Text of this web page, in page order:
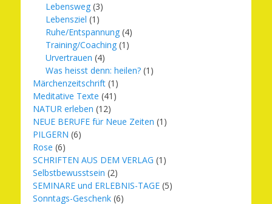
Lebensweg (3)
Lebensziel (1)
Ruhe/Entspannung (4)
Training/Coaching (1)
Urvertrauen (4)
Was heisst denn: heilen? (1)
Märchenzeitschrift (1)
Meditative Texte (41)
NATUR erleben (12)
NEUE BERUFE für Neue Zeiten (1)
PILGERN (6)
Rose (6)
SCHRIFTEN AUS DEM VERLAG (1)
Selbstbewusstsein (2)
SEMINARE und ERLEBNIS-TAGE (5)
Sonntags-Geschenk (6)